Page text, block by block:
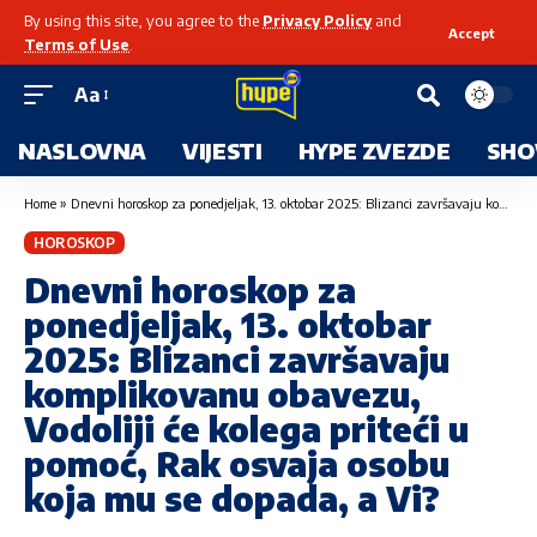
By using this site, you agree to the Privacy Policyand
Terms of Use
Accept
Aa
NASLOVNA VIJESTI HYPE ZVEZDE
Home » Dnevni horoskop za ponedjeljak, 13. oktobar 2025: Blizanci završavaju komplikovanu obavezu, Vodoliji će kolega priteći u pomoć, Rak osvaja osobu koja mu se dopada, a Vi?
HOROSKOP
Dnevni horoskop za
ponedjeljak, 13. oktobar
2025: Blizanci završavaju
komplikovanu obavezu,
Vodoliji će kolega priteći u
pomoć, Rak osvaja osobu
koja mu se dopada, a Vi?